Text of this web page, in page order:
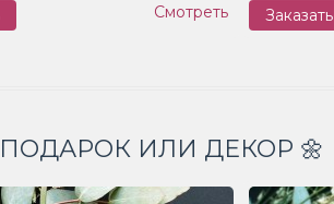
Смотреть Заказать
ИЛИ ДЕКОР 🌼